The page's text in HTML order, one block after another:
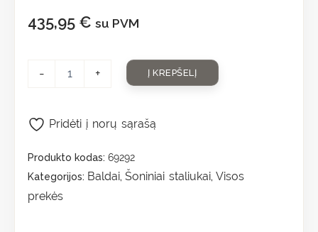
435,95 € su PVM
- + Į KREPŠELĮ
Produkto kodas: 69292
Kategorijos: Baldai, Šoniniai staliukai, Visos
prekės
Pridėti į norų sąrašą